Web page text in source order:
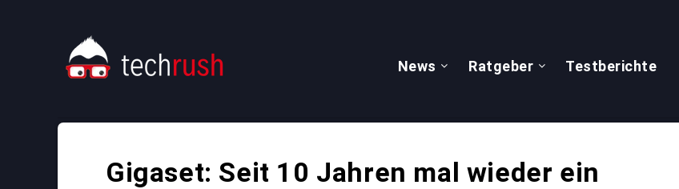
News Ratgeber Testberichte
Gigaset: Seit 10 Jahren mal wieder ein